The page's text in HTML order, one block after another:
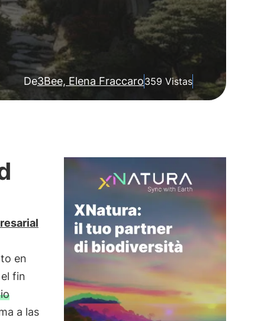
De3Bee, Elena Fraccaro359 Vistas
en
fin
a las